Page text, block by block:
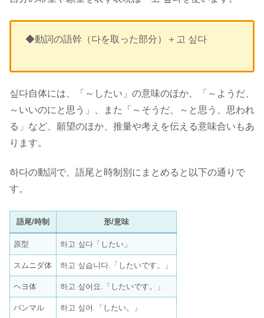
◆動詞の語幹（다を取った部分）＋고 싶다
싶다自体には、「～したい」の意味のほか、「～ようだ、
～いいのにと思う」、また「～そうだ、～と思う、思われ
る」など、願望のほか、推量や考えを伝える意味合いもあ
ります。
하다の動詞で、語尾と時制別にまとめると以下の通りで
す。
語尾/時制 形/意味
原型 하고 싶다「したい」
スムニダ体 하고 싶습니다.「したいです。」
ヘヨ体 하고 싶어요.「したいです。」
パンマル 하고 싶어.「したい。」